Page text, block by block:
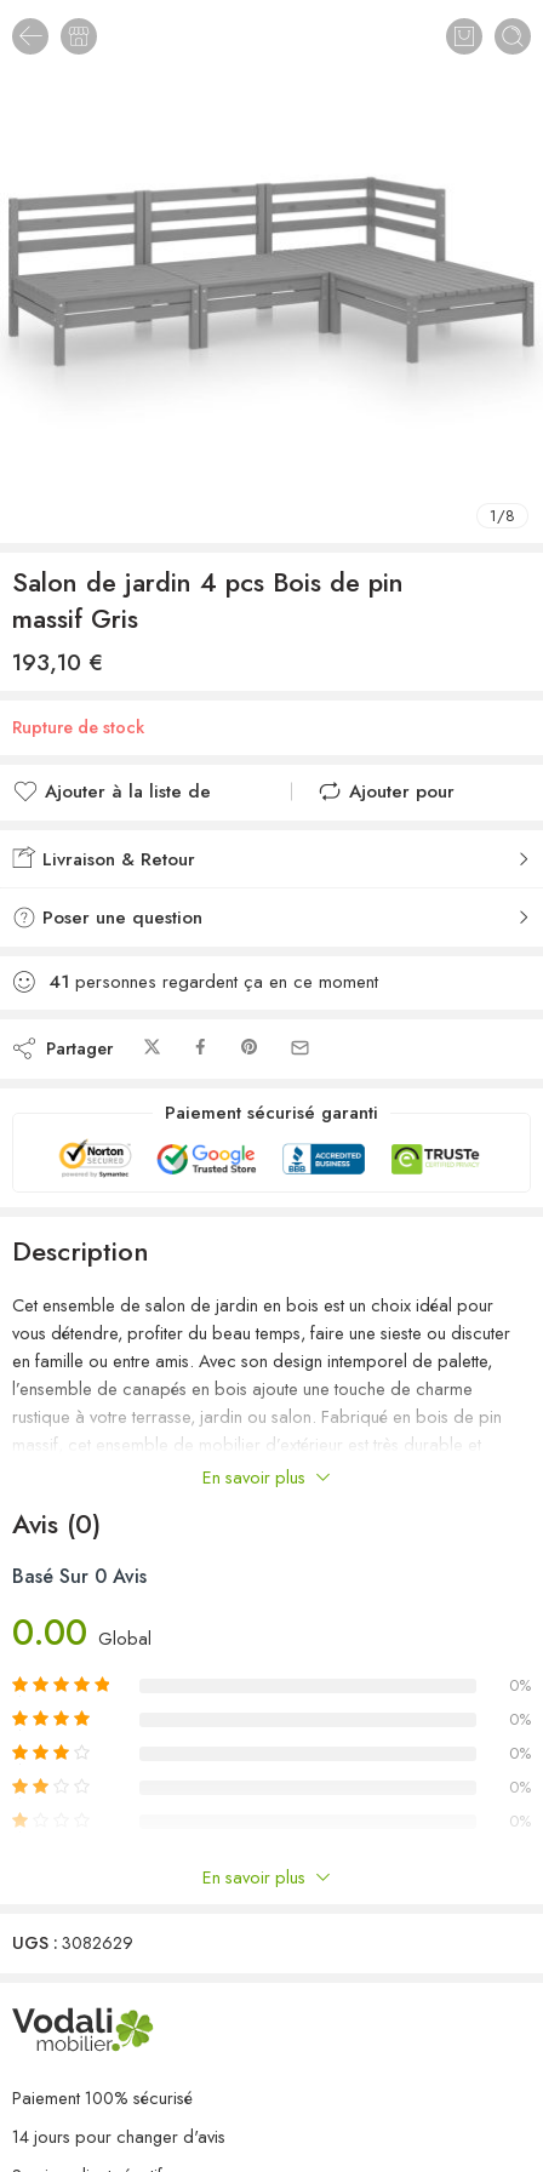
1/8
Salon de jardin 4 pcs Bois de pin
massif Gris
193,10 €
Rupture de stock
Ajouter à la liste de
Ajouté à la liste de
Ajouter pour
Livraison & Retour
Poser une question
41 personnes regardent ça en ce moment
Partager
Paiement sécurisé garanti
Description
Cet ensemble de salon de jardin en bois est un choix idéal pour
vous détendre, profiter du beau temps, faire une sieste ou discuter
en famille ou entre amis. Avec son design intemporel de palette,
l’ensemble de canapés en bois ajoute une touche de charme
rustique à votre terrasse, jardin ou salon. Fabriqué en bois de pin
massif, cet ensemble de mobilier d’extérieur est très durable et
résistant aux intempéries. Cet ensemble de canapés a une
conception modulaire permet également de placer l’ensemble dans
prolonger la durée de vie des meubles d’extérieur, nous vous
Matériau : bois de pin massif
Dimensions du canapé central/d’angle : 63,5 x 63,5 x 62,5 cm (L
x l x H)
Dimensions du repose-pied/de la table : 63,5 x 63,5 x 28,5 cm
(L x l x H)
1 x repose-pied/table
En savoir plus
Avis (0)
Basé Sur 0 Avis
0.00 Global
0%
0%
0%
0%
0%
Il n'y a pas encore de critiques.
En savoir plus
UGS :3082629
Paiement 100% sécurisé
14 jours pour changer d'avis